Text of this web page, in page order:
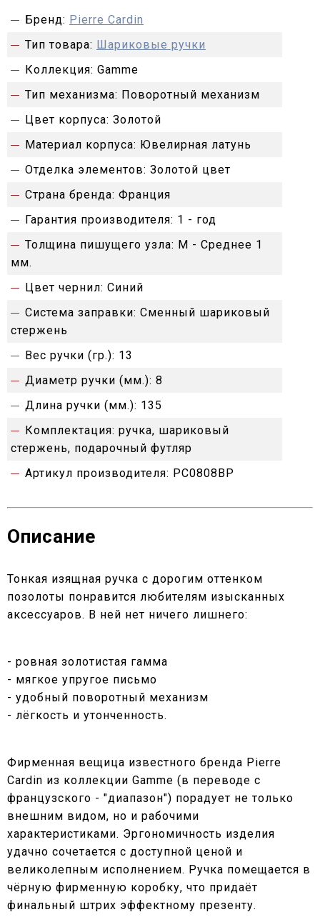
Бренд: Pierre Cardin
Тип товара: Шариковые ручки
Коллекция: Gamme
Тип механизма: Поворотный механизм
Цвет корпуса: Золотой
Материал корпуса: Ювелирная латунь
Отделка элементов: Золотой цвет
Страна бренда: Франция
Гарантия производителя: 1 - год
Толщина пишущего узла: M - Среднее 1
мм.
Цвет чернил: Синий
Система заправки: Сменный шариковый
стержень
Вес ручки (гр.): 13
Диаметр ручки (мм.): 8
Длина ручки (мм.): 135
Комплектация: ручка, шариковый
стержень, подарочный футляр
Артикул производителя: PC0808BP
Описание
Тонкая изящная ручка с дорогим оттенком
позолоты понравится любителям изысканных
аксессуаров. В ней нет ничего лишнего:
- ровная золотистая гамма
- мягкое упругое письмо
- удобный поворотный механизм
- лёгкость и утонченность.
Фирменная вещица известного бренда Pierre
Cardin из коллекции Gamme (в переводе с
французского - "диапазон") порадует не только
внешним видом, но и рабочими
характеристиками. Эргономичность изделия
удачно сочетается с доступной ценой и
великолепным исполнением. Ручка помещается в
чёрную фирменную коробку, что придаёт
финальный штрих эффектному презенту.